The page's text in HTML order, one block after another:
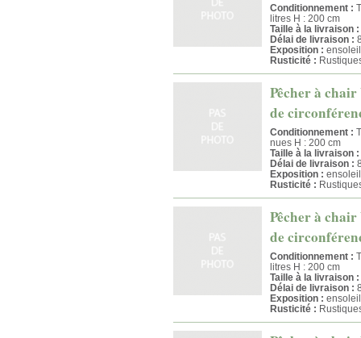
Conditionnement :
litres H : 200 cm
Taille à la livraison :
Délai de livraison :
Exposition :
Rusticité :
Pêcher à
de
Conditionnement :
nues H : 200 cm
Taille à la livraison :
Délai de livraison :
Exposition :
Rusticité :
Pêcher à
de
Conditionnement :
litres H : 200 cm
Taille à la livraison :
Délai de livraison :
Exposition :
Rusticité :